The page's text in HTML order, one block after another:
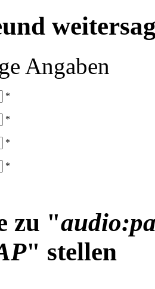
Angaben
*
*
*
*
zu "
" stellen